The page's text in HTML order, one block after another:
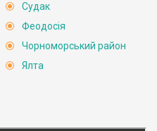
Судак
Феодосія
Чорноморський район
Ялта